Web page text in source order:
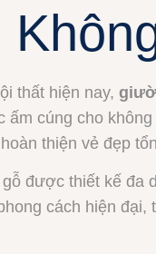
thất hiện nay,
ấm cúng cho
thiện vẻ đẹp
được thiết kế đa
cách hiện